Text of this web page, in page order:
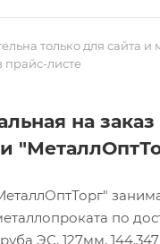
только для сайта и
прайс-листе
на заказ
по
ЭС, 127мм,